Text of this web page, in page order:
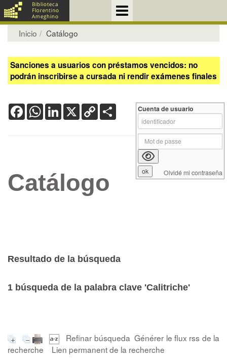
Inicio Catálogo
Sanciones a usuarios con préstamos vencidos: no
podrán inscribirse a cursada ni rendir exámenes finales
FacebookWhatsApp
LinkedIn
X Copy
Link
Catálogo
Resultado de la búsqueda
1 búsqueda de la palabra clave 'Calitriche'
Refinar búsqueda Générer le flux rss de la
recherche
Lien permanent de la recherche
Cuenta de usuario
Olvidé mi contraseña